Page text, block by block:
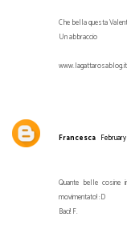
Che bella questa
Un abbraccio
www.lagattarosablog.it
Francesca
Quante belle cosine
movimentato! :D
Baci! F.